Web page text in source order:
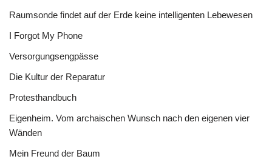
Raumsonde findet auf der Erde keine intelligenten Lebewesen
I Forgot My Phone
Versorgungsengpässe
Die Kultur der Reparatur
Protesthandbuch
Eigenheim. Vom archaischen Wunsch nach den eigenen vier
Wänden
Mein Freund der Baum